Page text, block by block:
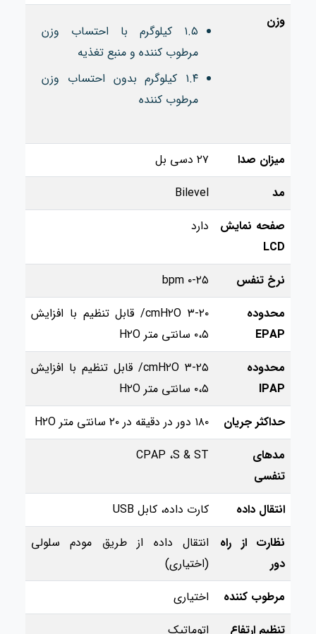
وزن
۱.۵ کیلوگرم با احتساب وزن
مرطوب کننده و منبع تغذیه
۱.۴ کیلوگرم بدون احتساب وزن
مرطوب کننده
میزان صدا
۲۷ دسی بل
مد
Bilevel
صفحه نمایش
LCD
دارد
نرخ تنفس
۰-۲۵ bpm
محدوده
EPAP
۳-۲۰ cmH۲O/ قابل تنظیم با افزایش
۰،۵ سانتی متر H۲O
محدوده
IPAP
۳-۲۵ cmH۲O/ قابل تنظیم با افزایش
۰،۵ سانتی متر H۲O
حداکثر جریان
۱۸۰ دور در دقیقه در ۲۰ سانتی متر H۲O
مدهای
تنفسی
CPAP ،S & ST
انتقال داده
کارت داده، کابل USB
نظارت از راه
دور
انتقال داده از طریق مودم سلولی
(اختیاری)
مرطوب کننده
اختیاری
تنظیم ارتفاع
اتوماتیک